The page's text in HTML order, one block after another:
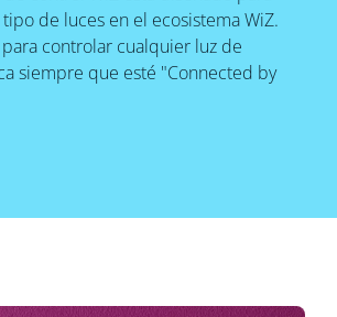
de luces en el ecosistema WiZ.
controlar cualquier luz de
siempre que esté "Connected by